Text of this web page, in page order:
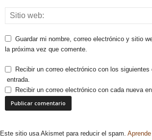
Guardar mi nombre, correo electrónico y sitio
la próxima vez que comente.
Recibir un correo electrónico con los
entrada.
Recibir un correo electrónico con cada nueva
Este sitio usa Akismet para reducir el spam.